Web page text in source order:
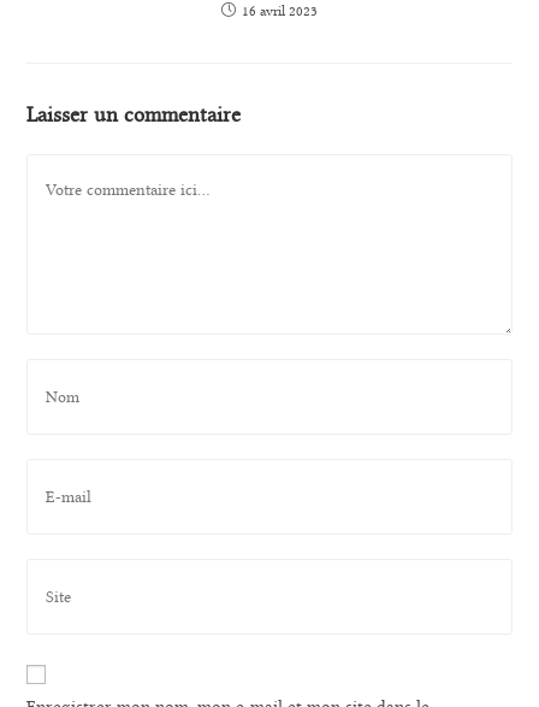
16 avril 2023
Laisser un commentaire